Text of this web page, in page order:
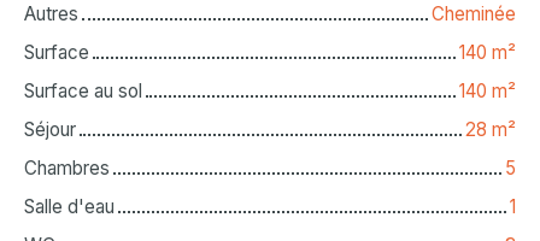
Autres
Cheminée
Surface
140 m²
Surface au sol
140 m²
Séjour
28 m²
Chambres
5
Salle d'eau
1